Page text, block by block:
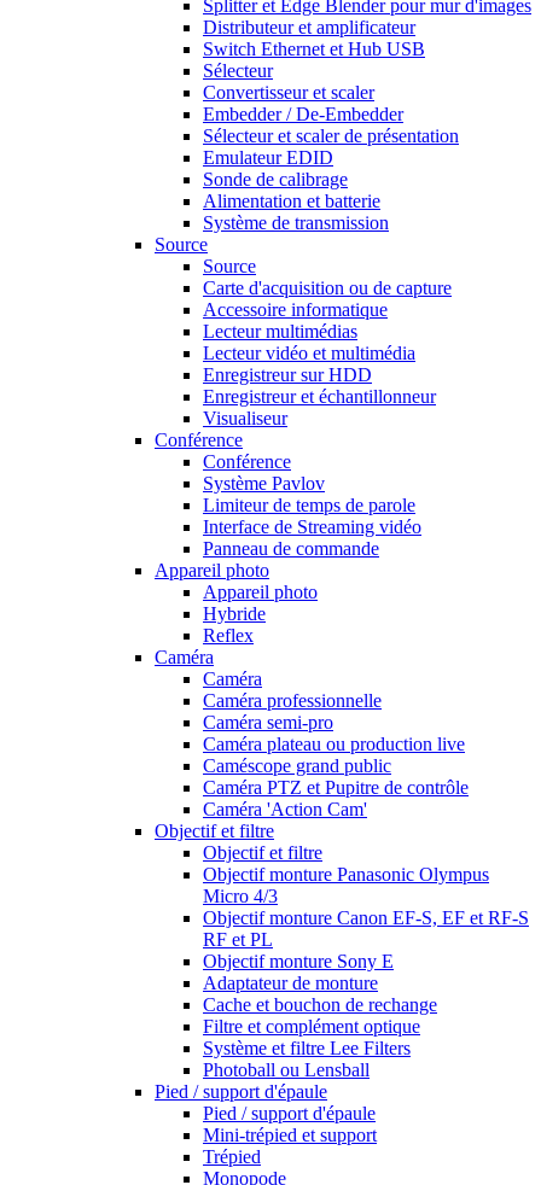
Splitter et Edge Blender pour mur d'images
Distributeur et amplificateur
Switch Ethernet et Hub USB
Sélecteur
Convertisseur et scaler
Embedder / De-Embedder
Sélecteur et scaler de présentation
Emulateur EDID
Sonde de calibrage
Alimentation et batterie
Système de transmission
Source
Source
Carte d'acquisition ou de capture
Accessoire informatique
Lecteur multimédias
Lecteur vidéo et multimédia
Enregistreur sur HDD
Enregistreur et échantillonneur
Visualiseur
Conférence
Conférence
Système Pavlov
Limiteur de temps de parole
Interface de Streaming vidéo
Panneau de commande
Appareil photo
Appareil photo
Hybride
Reflex
Caméra
Caméra
Caméra professionnelle
Caméra semi-pro
Caméra plateau ou production live
Caméscope grand public
Caméra PTZ et Pupitre de contrôle
Caméra 'Action Cam'
Objectif et filtre
Objectif et filtre
Objectif monture Panasonic Olympus
Micro 4/3
Objectif monture Canon EF-S, EF et RF-S
RF et PL
Objectif monture Sony E
Adaptateur de monture
Cache et bouchon de rechange
Filtre et complément optique
Système et filtre Lee Filters
Photoball ou Lensball
Pied / support d'épaule
Pied / support d'épaule
Mini-trépied et support
Trépied
Monopode